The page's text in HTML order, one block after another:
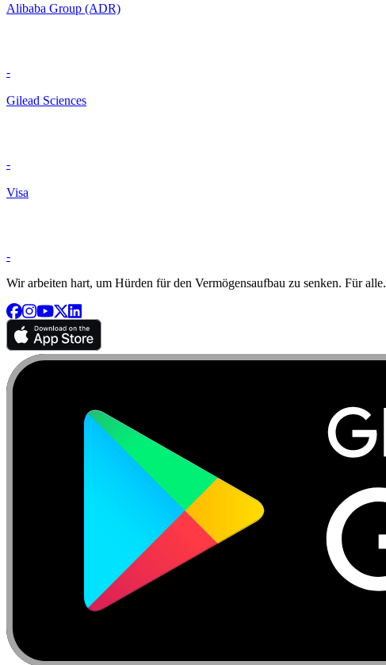
Alibaba Group (ADR)
-
Gilead Sciences
-
Visa
-
Wir arbeiten hart, um Hürden für den Vermögensaufbau zu senken. Für alle.